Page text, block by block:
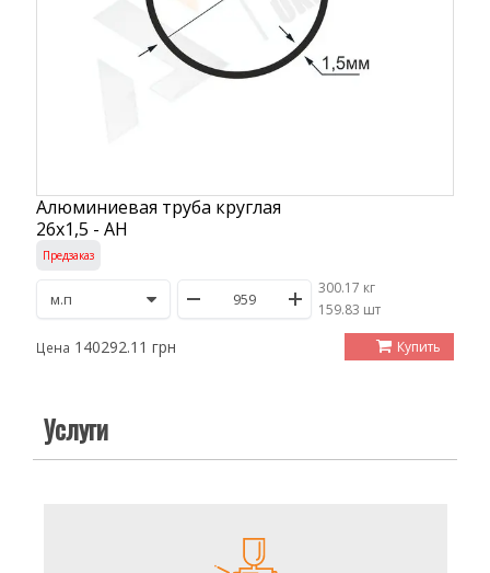
Алюминиевая труба круглая
26х1,5 - АН
Предзаказ
300.17 кг
/159.83 шт
Цена 140292.11 грн Купить
Услуги